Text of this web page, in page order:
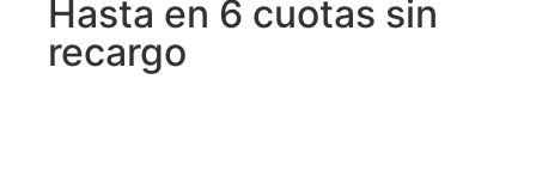
Hasta en 6 cuotas sin
recargo